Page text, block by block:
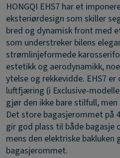
HONGQI EHS7 har et
eksteriørdesign som skiller
bred og dynamisk front med
som understreker bilens
strømlinjeformede
estetikk og aerodynamikk,
ytelse og rekkevidde. EHS7
luftfjæring (i Exclusive-
gjør den ikke bare stilfull,
Det store bagasjerommet på
gir god plass til både bagasje
mens den elektriske
bagasjerommet.